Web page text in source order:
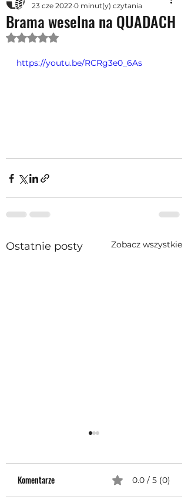
Brama weselna na QUADACH
23 cze 2022 0 minut(y) czytania
Oceniono na NaN z 5 gwiazdek.
https://youtu.be/RCRg3e0_6As
Ostatnie posty Zobacz wszystkie
Komentarze 0.0 / 5 (0)